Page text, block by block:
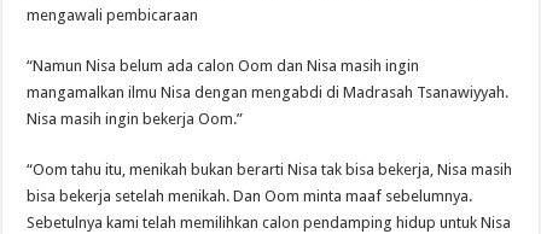
mengawali pembicaraan
“Namun Nisa belum ada calon Oom dan Nisa masih ingin
mangamalkan ilmu Nisa dengan mengabdi di Madrasah Tsanawiyyah.
Nisa masih ingin bekerja Oom.”
“Oom tahu itu, menikah bukan berarti Nisa tak bisa bekerja, Nisa masih
bisa bekerja setelah menikah. Dan Oom minta maaf sebelumnya.
Sebetulnya kami telah memilihkan calon pendamping hidup untuk Nisa